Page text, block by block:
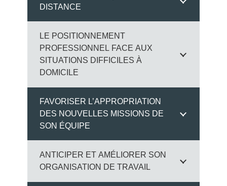
DISTANCE
LE POSITIONNEMENT
PROFESSIONNEL FACE AUX
SITUATIONS DIFFICILES À
DOMICILE
FAVORISER L’APPROPRIATION
DES NOUVELLES MISSIONS DE
SON ÉQUIPE
ANTICIPER ET AMÉLIORER SON
ORGANISATION DE TRAVAIL